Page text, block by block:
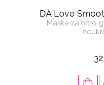
DA Love
Maska za hitro